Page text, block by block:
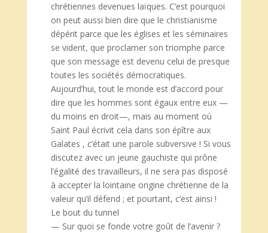
chrétiennes devenues laïques. C’est pourquoi
on peut aussi bien dire que le christianisme
dépérit parce que les églises et les séminaires
se vident, que proclamer son triomphe parce
que son message est devenu celui de presque
toutes les sociétés démocratiques.
Aujourd’hui, tout le monde est d’accord pour
dire que les hommes sont égaux entre eux —
du moins en droit—, mais au moment où
Saint Paul écrivit cela dans son épître aux
Galates , c’était une parole subversive ! Si vous
discutez avec un jeune gauchiste qui prône
l’égalité des travailleurs, il ne sera pas disposé
à accepter la lointaine origine chrétienne de la
valeur qu’il défend ; et pourtant, c’est ainsi !
Le bout du tunnel
— Sur quoi se fonde votre goût de l’avenir ?